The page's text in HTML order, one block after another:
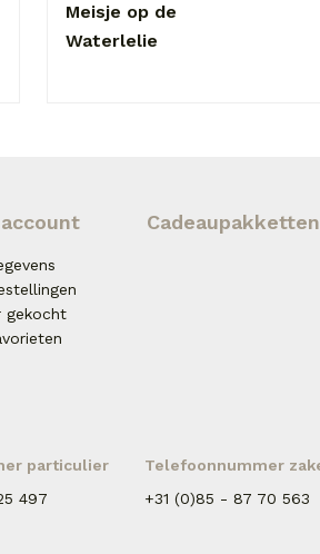
Meisje op de
Waterlelie
gekocht
Cadeaupakketten
particulier
497
Telefoonnummer
+31 (0)85 - 87 70 563